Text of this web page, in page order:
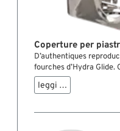
Coperture per
D’authentiques
fourches d’Hydra Glide.
1949-59, mais se
quatre vitesses jusque
leggi …